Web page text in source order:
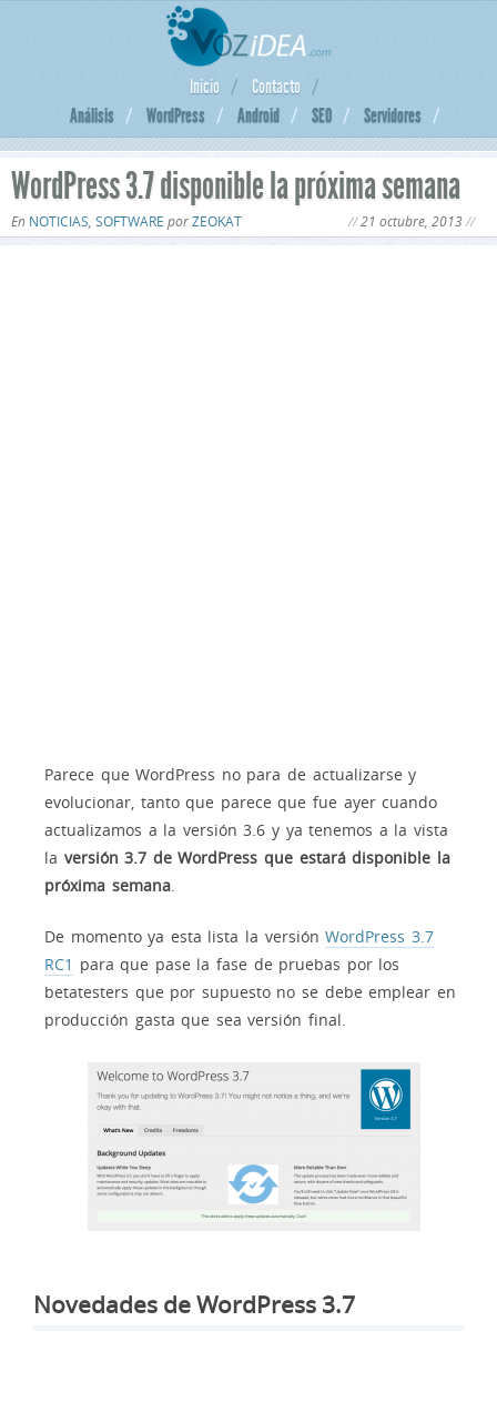
Inicio
Contacto
Análisis
WordPress Android SEO Servidores
WordPress 3.7 disponible la próxima semana
En NOTICIAS, SOFTWARE porZEOKAT 21 octubre, 2013
Parece que WordPress no para de actualizarse y
evolucionar, tanto que parece que fue ayer cuando
actualizamos a la versión 3.6 y ya tenemos a la vista
la versión 3.7 de WordPress que estará disponible la
próxima semana.
De momento ya esta lista la versiónWordPress 3.7
RC1 para que pase la fase de pruebas por los
betatesters que por supuesto no se debe emplear en
producción gasta que sea versión final.
Novedades de WordPress 3.7